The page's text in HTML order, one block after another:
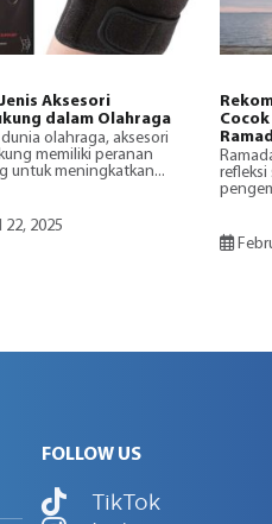
Aksesori
dalam Olahraga
olahraga, aksesori
memiliki peranan
untuk meningkatkan...
22, 2025
refleksi
FOLLOW US
TikTok